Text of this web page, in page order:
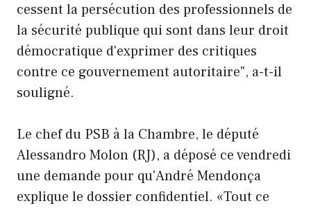
cessent la persécution des professionnels de
la sécurité publique qui sont dans leur droit
démocratique d'exprimer des critiques
contre ce gouvernement autoritaire", a-t-il
souligné.
Le chef du PSB à la Chambre, le député
Alessandro Molon (RJ), a déposé ce vendredi
une demande pour qu'André Mendonça
explique le dossier confidentiel. «Tout ce